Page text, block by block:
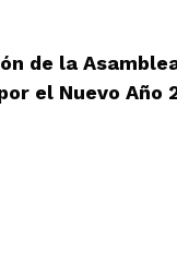
de la
el Nuevo Año